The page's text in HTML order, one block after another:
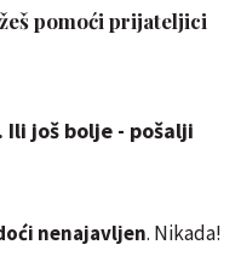
pomoći prijateljici
još bolje - pošalji
nenajavljen. Nikada!